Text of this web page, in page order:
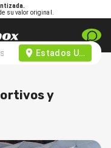
su valor original.
Estados Unidos
y